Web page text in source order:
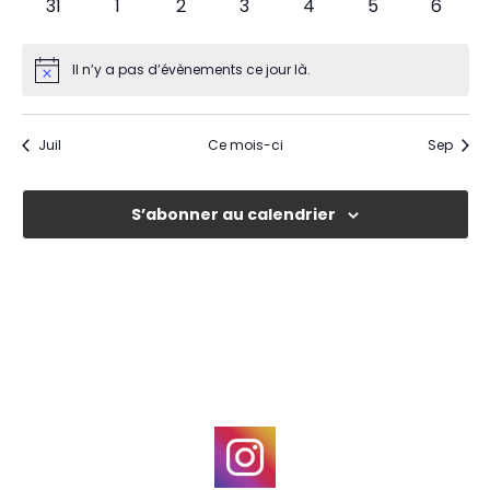
31 1 2 3 4 5 6
NoticeIl n’y a pas d’évènements ce jour là.
Juil Ce mois-ci Sep
S’abonner au calendrier